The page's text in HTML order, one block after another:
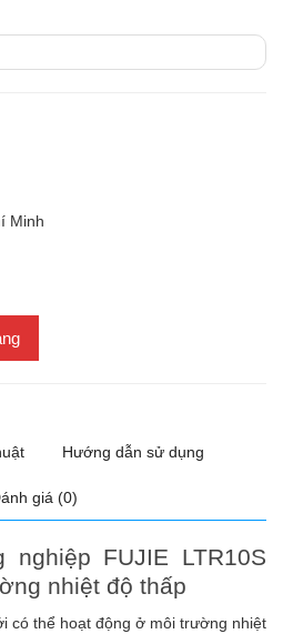
Minh
Hướng dẫn sử dụng
giá (0)
FUJIE LTR10S
nhiệt độ thấp
có thể hoạt động ở môi trường nhiệt